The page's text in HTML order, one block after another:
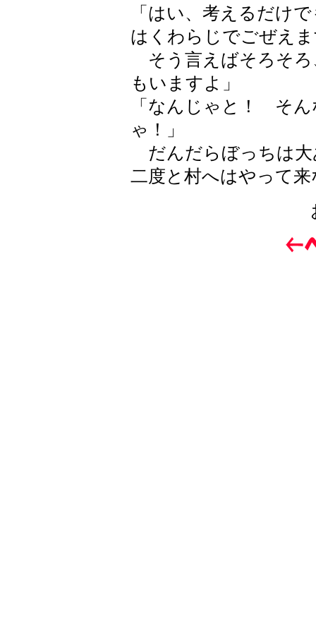
「はい、考えるだけ
はくわらじでごぜえ
そう言えばそろそろ
もいますよ」
「なんじゃと！ そ
ゃ！」
だんだらぼっちは大
二度と村へはやって